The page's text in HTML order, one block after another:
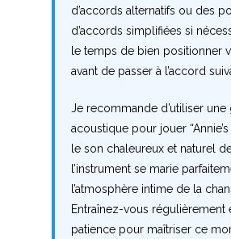
d’accords alternatifs ou des
d’accords simplifiées si
le temps de bien positionner
avant de passer à l’accord
Je recommande d’utiliser une
acoustique pour jouer “Annie’s
le son chaleureux et naturel
l’instrument se marie
l’atmosphère intime de la
Entraînez-vous régulièrement
patience pour maîtriser ce